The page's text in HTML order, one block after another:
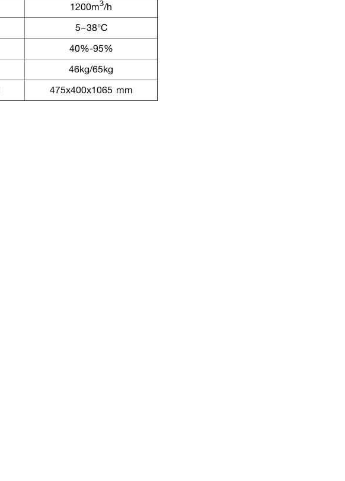
1200m³/h
5~38°C
40%-95%
46kg/65kg
475x400x1065 mm